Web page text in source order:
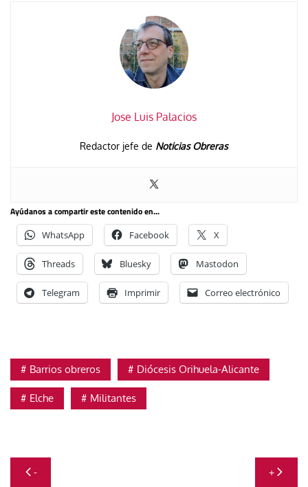
Jose Luis Palacios
Redactor jefe de Noticias Obreras
Ayúdanos a compartir este contenido en...
WhatsApp Facebook X
Threads Bluesky Mastodon
Telegram Imprimir Correo electrónico
Barrios obreros Diócesis Orihuela-Alicante
Elche Militantes
Navegación
- +